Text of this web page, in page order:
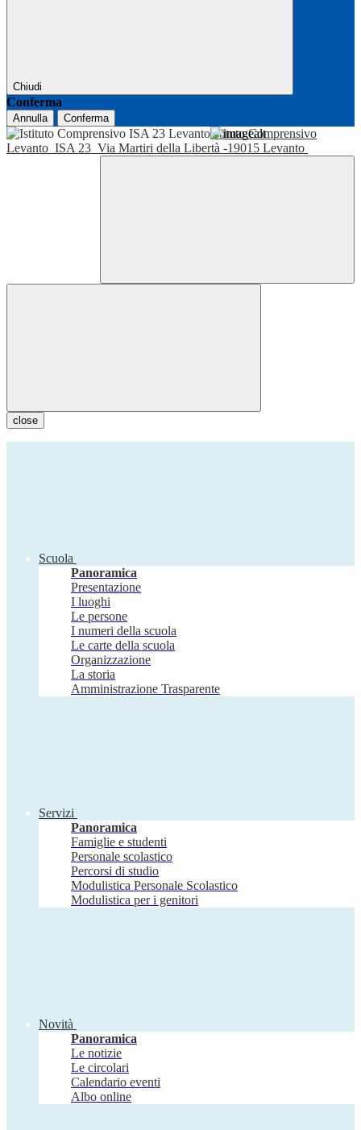
Chiudi
Conferma
Annulla Conferma
Istituto Comprensivo
Levanto ISA 23 Via Martiri della Libertà -19015 Levanto
close
Scuola
Panoramica
Presentazione
I luoghi
Le persone
I numeri della scuola
Le carte della scuola
Organizzazione
La storia
Amministrazione Trasparente
Servizi
Panoramica
Famiglie e studenti
Personale scolastico
Percorsi di studio
Modulistica Personale Scolastico
Modulistica per i genitori
Novità
Panoramica
Le notizie
Le circolari
Calendario eventi
Albo online